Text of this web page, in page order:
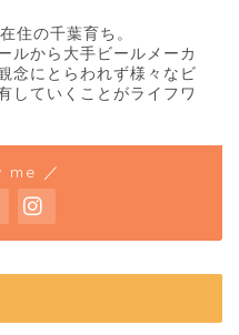
住の千葉育ち。
ルから大手ビールメーカ
念にとらわれず様々なビ
していくことがライフワ
me ／